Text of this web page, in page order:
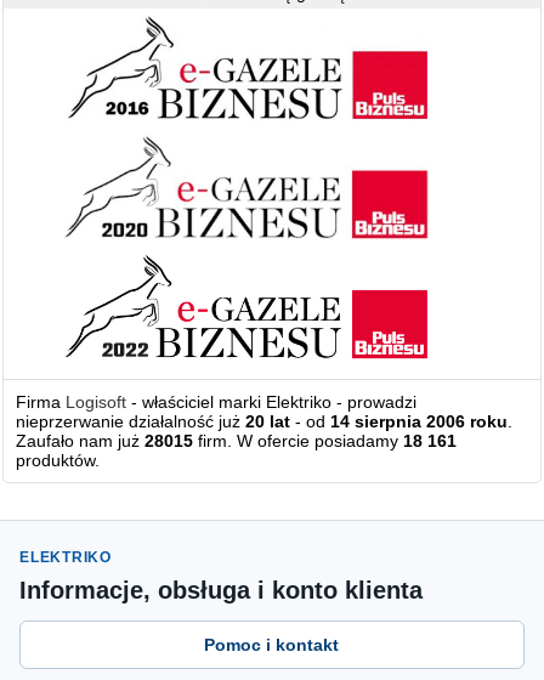
Firma Logisoft - właściciel marki Elektriko - prowadzi
nieprzerwanie działalność już20 lat - od14 sierpnia 2006 roku.
Zaufało nam już28015 firm. W ofercie posiadamy18 161
produktów.
ELEKTRIKO
Informacje, obsługa i konto klienta
Pomoc i kontakt